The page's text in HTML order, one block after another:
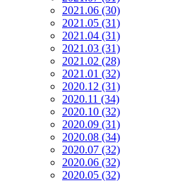
2021.06 (30)
2021.05 (31)
2021.04 (31)
2021.03 (31)
2021.02 (28)
2021.01 (32)
2020.12 (31)
2020.11 (34)
2020.10 (32)
2020.09 (31)
2020.08 (34)
2020.07 (32)
2020.06 (32)
2020.05 (32)